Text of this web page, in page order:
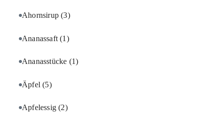
Ahornsirup(3)
Ananassaft(1)
Ananasstücke (1)
Äpfel(5)
Apfelessig(2)